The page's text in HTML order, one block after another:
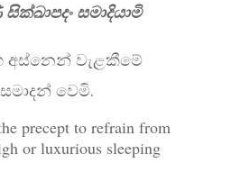
සමාදියාමි
අස්නෙන් වැළකීමේ
වෙමි.
precept to refrain from
or luxurious sleeping